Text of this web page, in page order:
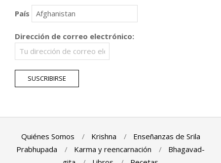
País
Dirección de correo electrónico:
Quiénes Somos Krishna
Enseñanzas de Srila
Prabhupada
Karma y reencarnación
Bhagavad-